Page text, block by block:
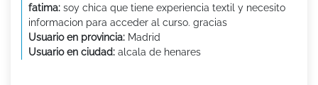
fatima: soy chica que tiene experiencia textil y necesito
informacion para acceder al curso. gracias
Usuario en provincia: Madrid
Usuario en ciudad: alcala de henares